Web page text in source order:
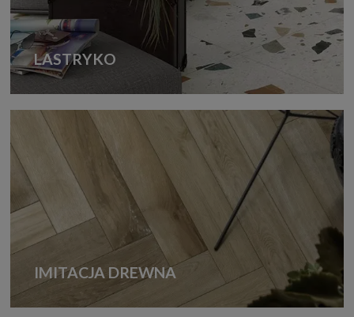
LASTRYKO
IMITACJA DREWNA